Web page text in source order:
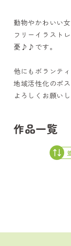
動物やかわいい
フリーイラスト
憂♪♪です。
他にもボランテ
地域活性化のポ
よろしくお願いし
作品一覧